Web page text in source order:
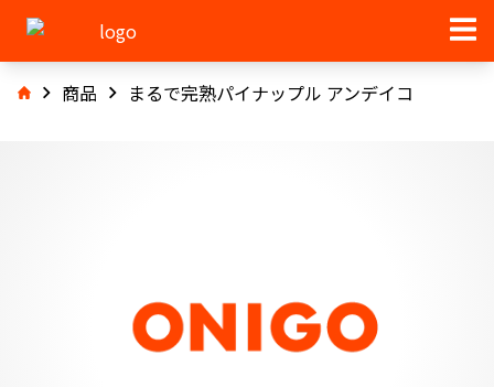
商品 まるで完熟パイナップル アンデイコ